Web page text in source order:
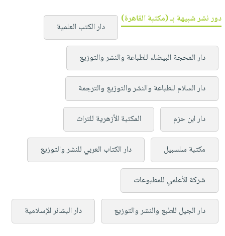
دور نشر شبيهة بـ (مكتبة القاهرة)
دار الكتب العلمية
دار المحجة البيضاء للطباعة والنشر والتوزيع
دار السلام للطباعة والنشر والتوزيع والترجمة
دار ابن حزم المكتبة الأزهرية للتراث
مكتبة سلسبيل دار الكتاب العربي للنشر والتوزيع
شركة الأعلمي للمطبوعات
دار الجيل للطبع والنشر والتوزيع دار البشائر الإسلامية